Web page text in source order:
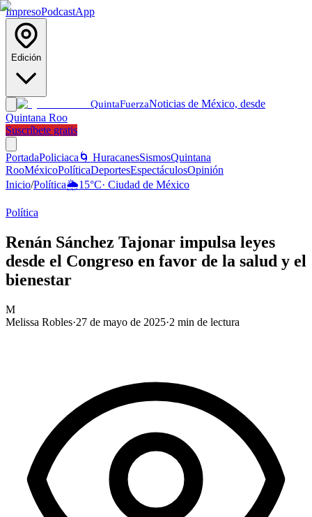
ImpresoPodcastApp
Edición
QuintaFuerzaNoticias de México, desde
Quintana Roo
Suscríbete gratis
PortadaPoliciaca 🌀 HuracanesSismosQuintana
RooMéxicoPolíticaDeportesEspectáculosOpinión
Inicio/Política🌦️15°C· Ciudad de México
Política
Renán Sánchez Tajonar impulsa leyes
desde el Congreso en favor de la salud y el
bienestar
M
Melissa Robles·27 de mayo de 2025·2 min de lectura